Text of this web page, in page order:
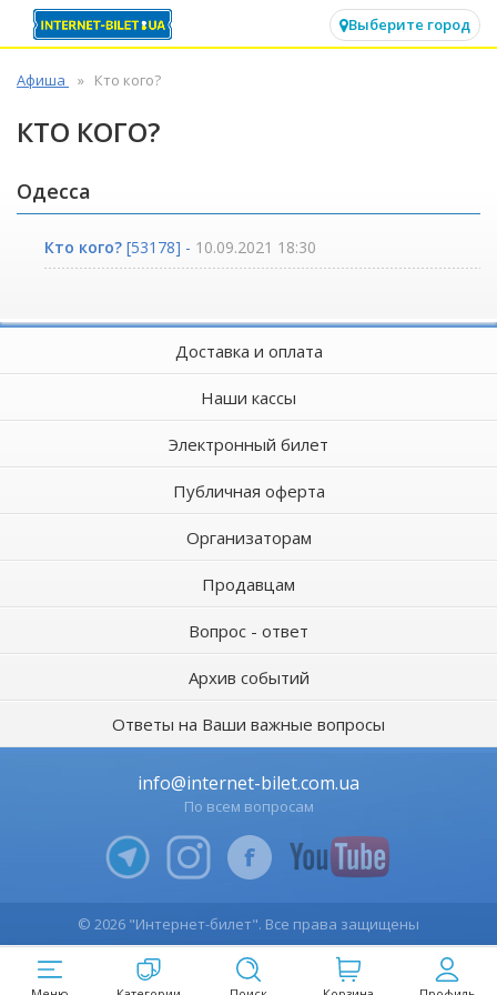
Выберите город
Афиша Кто кого?
КТО КОГО?
Одесса
Кто кого? [53178] - 10.09.2021 18:30
Доставка и оплата
Наши кассы
Электронный билет
Публичная оферта
Организаторам
Продавцам
Вопрос - ответ
Архив событий
Ответы на Ваши важные вопросы
info@internet-bilet.com.ua
По всем вопросам
© 2026 "Интернет-билет". Все права защищены